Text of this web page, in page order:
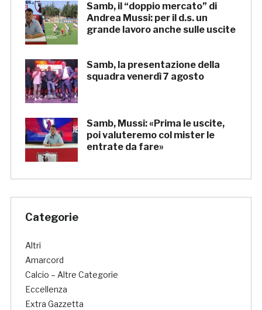
Samb, il “doppio mercato” di
Andrea Mussi: per il d.s. un
grande lavoro anche sulle uscite
Samb, la presentazione della
squadra venerdì 7 agosto
Samb, Mussi: «Prima le uscite,
poi valuteremo col mister le
entrate da fare»
Categorie
Altri
Amarcord
Calcio – Altre Categorie
Eccellenza
Extra Gazzetta